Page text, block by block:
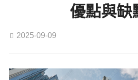
優點與缺
2025-09-09